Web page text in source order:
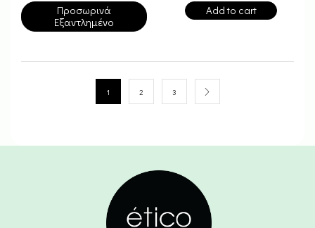
Προσωρινά
Εξαντλημένο
Add to cart
1 2 3